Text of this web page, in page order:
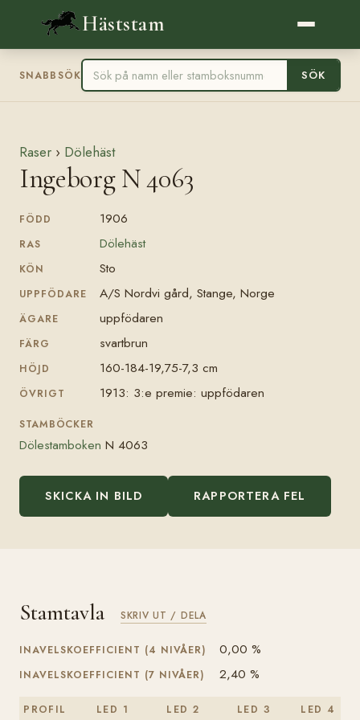
Häststam
SNABBSÖK SÖK
Raser › Dölehäst
Ingeborg N 4063
FÖDD 1906
RAS Dölehäst
KÖN Sto
UPPFÖDARE A/S Nordvi gård, Stange, Norge
ÄGARE uppfödaren
FÄRG svartbrun
HÖJD 160-184-19,75-7,3 cm
ÖVRIGT 1913: 3:e premie: uppfödaren
STAMBÖCKER
Dölestamboken N 4063
SKICKA IN BILD RAPPORTERA FEL
Stamtavla SKRIV UT / DELA
INAVELSKOEFFICIENT (4 NIVÅER) 0,00 %
INAVELSKOEFFICIENT (7 NIVÅER) 2,40 %
PROFIL LED 1 LED 2 LED 3 LED 4